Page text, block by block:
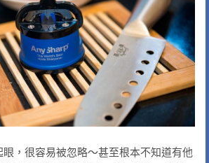
，很容易被忽略～甚至根本不知道有他